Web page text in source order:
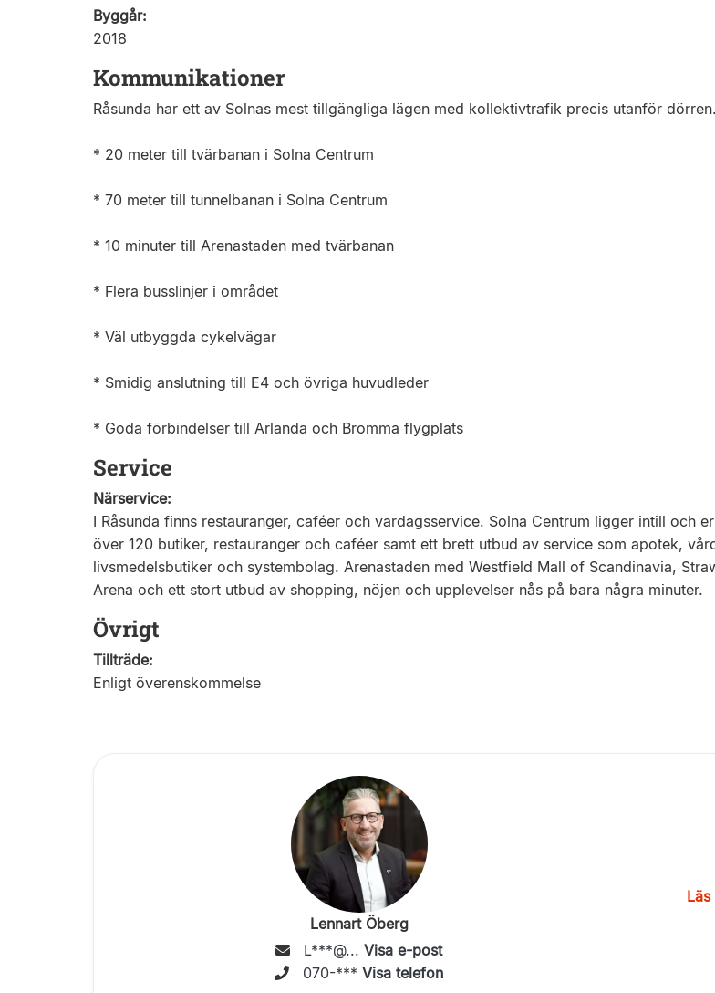
Byggår:
2018
Kommunikationer
Råsunda har ett av Solnas mest tillgängliga lägen med kollektivtrafik precis utanför dörren.
* 20 meter till tvärbanan i Solna Centrum
* 70 meter till tunnelbanan i Solna Centrum
* 10 minuter till Arenastaden med tvärbanan
* Flera busslinjer i området
* Väl utbyggda cykelvägar
* Smidig anslutning till E4 och övriga huvudleder
* Goda förbindelser till Arlanda och Bromma flygplats
Service
Närservice:
I Råsunda finns restauranger, caféer och vardagsservice. Solna Centrum ligger intill och
över 120 butiker, restauranger och caféer samt ett brett utbud av service som apotek,
livsmedelsbutiker och systembolag. Arenastaden med Westfield Mall of Scandinavia,
Arena och ett stort utbud av shopping, nöjen och upplevelser nås på bara några minuter.
Övrigt
Tillträde:
Enligt överenskommelse
Lennart Öberg
L***@... Visa e-post
070-*** Visa telefon